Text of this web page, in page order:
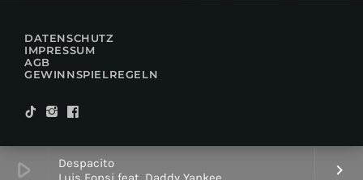
play_arrow
Despacito
keyboard_arrow_right
DATENSCHUTZ
IMPRESSUM
AGB
GEWINNSPIELREGELN